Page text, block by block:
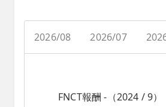
2026/08 2026/07
FNCT報酬 -（2024 / 9）